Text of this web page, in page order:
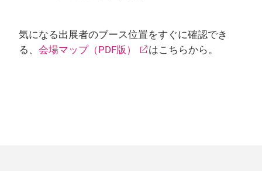
気になる出展者のブース位置をすぐに確認でき
る、 会場マップ（PDF版） はこちらから。